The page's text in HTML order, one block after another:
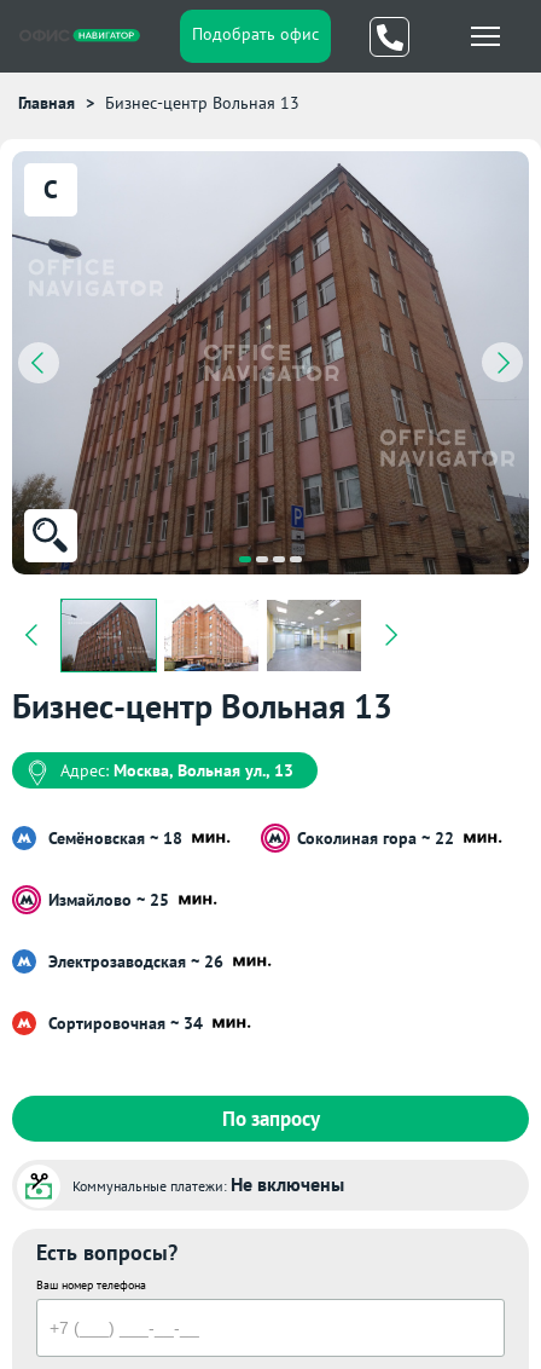
Подобрать офис
Главная Бизнес-центр Вольная 13
C
Бизнес-центр Вольная 13
Адрес: Москва, Вольная ул., 13
Семёновская ~ 18 Соколиная гора ~ 22
Измайлово ~ 25
Электрозаводская ~ 26
Сортировочная ~ 34
По запросу
Коммунальные платежи: Не включены
Есть вопросы?
Ваш номер телефона